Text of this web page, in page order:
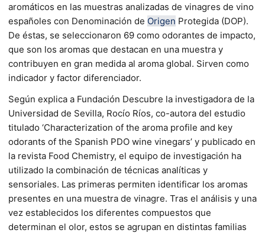
aromáticos en las muestras analizadas de vinagres de vino
españoles con Denominación de Origen Protegida (DOP).
De éstas, se seleccionaron 69 como odorantes de impacto,
que son los aromas que destacan en una muestra y
contribuyen en gran medida al aroma global. Sirven como
indicador y factor diferenciador.
Según explica a Fundación Descubre la investigadora de la
Universidad de Sevilla, Rocío Ríos, co-autora del estudio
titulado ‘Characterization of the aroma profile and key
odorants of the Spanish PDO wine vinegars’ y publicado en
la revista Food Chemistry, el equipo de investigación ha
utilizado la combinación de técnicas analíticas y
sensoriales. Las primeras permiten identificar los aromas
presentes en una muestra de vinagre. Tras el análisis y una
vez establecidos los diferentes compuestos que
determinan el olor, estos se agrupan en distintas familias